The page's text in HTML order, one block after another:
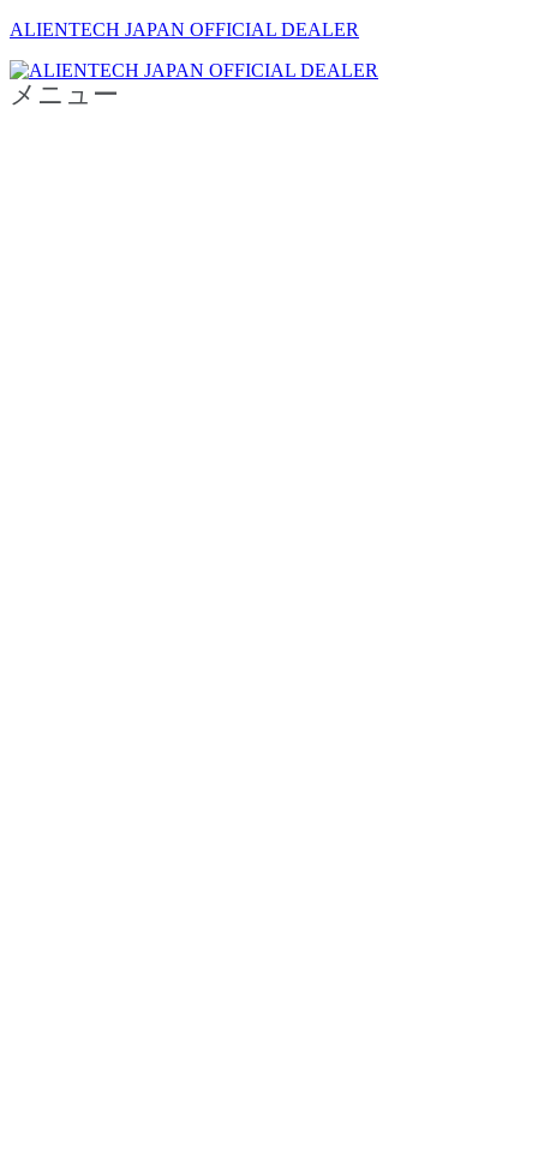
ALIENTECH JAPAN OFFICIAL DEALER
メニュー